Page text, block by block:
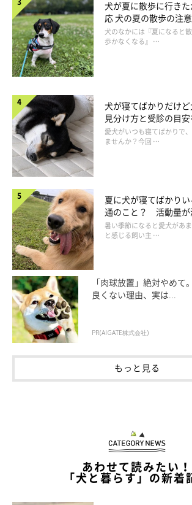
いぬのきもち投稿写真ギャラリー
飼い主さんが接した直後に愛犬が舌なめずりす
問題があるのかもしれません。接するときの力
近づけすぎるなど、犬のストレスになる接し
見直してみましょう。
犬が夏に散歩に行き
応 犬の夏の散歩の注
犬のなかには『夏になると
歩かなくなる』 …
犬が寝てばかりだけ
見分け方と受診の目
愛犬がいつも寝てばかりで
ませんか？今回 …
夏に犬が寝てばかり
通のこと？ 活動量が
は
暑い季節になると愛犬があ
と感じる飼い主 …
「肉球放置」絶対やめて
良くない理由、実は...
PR(AIGATE株式会社)
もっと見る
あわせて読みたい！
「犬と暮らす」の新着